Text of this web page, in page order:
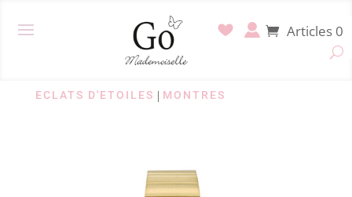
Articles 0
ECLATS D'ETOILES | MONTRES